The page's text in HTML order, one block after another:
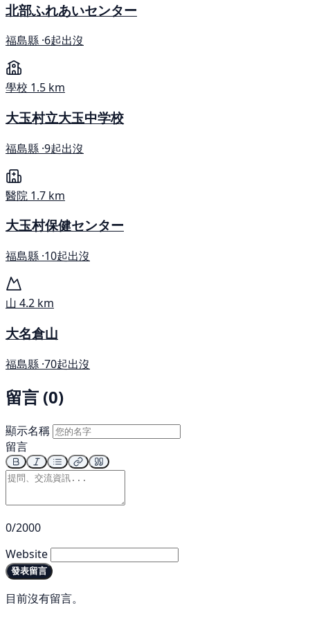
北部ふれあいセンター
福島縣 ·6起出沒
學校 1.5 km
大玉村立大玉中学校
福島縣 ·9起出沒
醫院 1.7 km
大玉村保健センター
福島縣 ·10起出沒
山 4.2 km
大名倉山
福島縣 ·70起出沒
留言 (0)
顯示名稱
留言
0/2000
Website
發表留言
目前沒有留言。